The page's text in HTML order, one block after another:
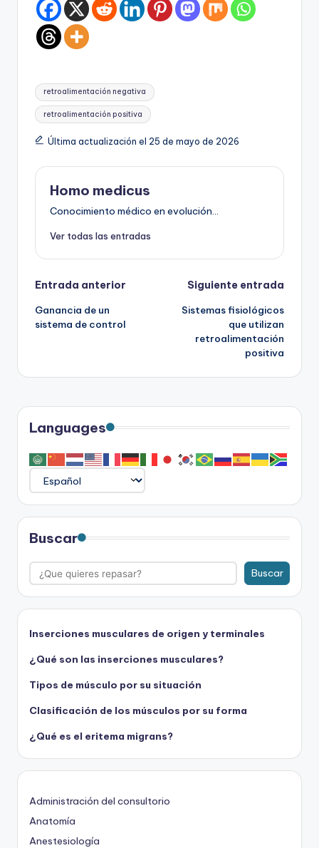
Etiquetas:
retroalimentación negativa
retroalimentación positiva
Última actualización el 25 de mayo de 2026
Homo medicus
Conocimiento médico en evolución...
Ver todas las entradas
Navegación
de
Entrada anterior
Ganancia de un
sistema de control
Siguiente entrada
Sistemas fisiológicos
que utilizan
retroalimentación
positiva
Languages
Buscar
Buscar
Inserciones musculares de origen y terminales
¿Qué son las inserciones musculares?
Tipos de músculo por su situación
Clasificación de los músculos por su forma
¿Qué es el eritema migrans?
Administración del consultorio
Anatomía
Anestesiología